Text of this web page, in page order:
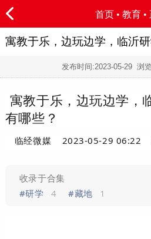
首页 • 教育 •
寓教于乐，边玩边学，临沂
发布时间:2023-05-29 浏
寓教于乐，边玩边学，
有哪些？
临经微媒 2023-05-29 06:22
收录于合集
#研学
4 #藏地 1